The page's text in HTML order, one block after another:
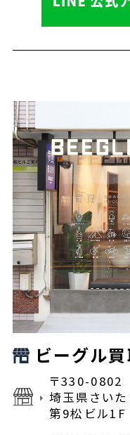
ビーグル
〒330-0802
埼玉県さい
第9松ビル1F